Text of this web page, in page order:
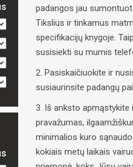
padangos jau
Tikslius ir tinkamus
specifikacijų knygoje.
susisiekti su mumis
2. Pasiskaičiuokite ir
susiaurinsite padangų
3. Iš anksto apmąstykite
pravažumas,
minimalios kuro
kokiais metų laikais